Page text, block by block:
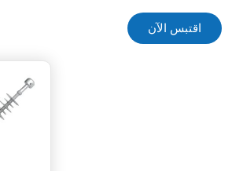
اقتبس الآن